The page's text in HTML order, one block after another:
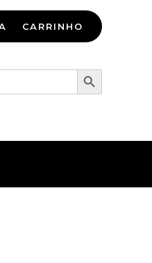
CARRINHO
Search Button